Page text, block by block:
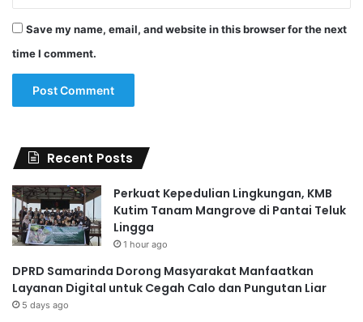
Save my name, email, and website in this browser for the next
time I comment.
Recent Posts
Perkuat Kepedulian Lingkungan, KMB
Kutim Tanam Mangrove di Pantai Teluk
Lingga
1 hour ago
DPRD Samarinda Dorong Masyarakat Manfaatkan
Layanan Digital untuk Cegah Calo dan Pungutan Liar
5 days ago